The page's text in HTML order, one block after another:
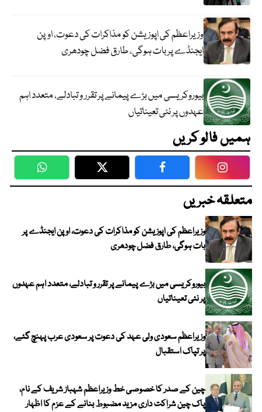
وزیراعظم کی اپوزیشن کو مذاکرات کی دعوت، اوپن
ایجنڈے پر بات ہوگی، طارق فضل چودھری
بیوروکریسی میں بڑے پیمانے پر تقرر و تبادلے، متعدد اہم
عہدوں پر نئی تعیناتیاں
ہمیں فالو کریں
WhatsApp Twitter Facebook
متعلقہ خبریں
وزیراعظم کی اپوزیشن کو مذاکرات کی دعوت، اوپن ایجنڈے پر
بات ہوگی، طارق فضل چودھری
بیوروکریسی میں بڑے پیمانے پر تقرر و تبادلے، متعدد اہم عہدوں
پر نئی تعیناتیاں
وزیراعظم سعودی ولی عہد کی دعوت پر سعودی عرب پہنچ گئے،
پر تپاک استقبال
چین کے صدر کا خصوصی خط وزیراعظم شہباز شریف کے نام،
پاک چین شراکت داری مزید مضبوط بنانے کے عزم کا اظہار